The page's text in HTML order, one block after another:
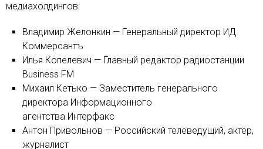
медиахолдингов:
Владимир Желонкин — Генеральный директор ИД
Коммерсантъ
Илья Копелевич — Главный редактор радиостанции
Business FM
Михаил Кетько — Заместитель генерального
директора Информационного
агентства Интерфакс
Антон Привольнов — Российский телеведущий, актёр,
журналист